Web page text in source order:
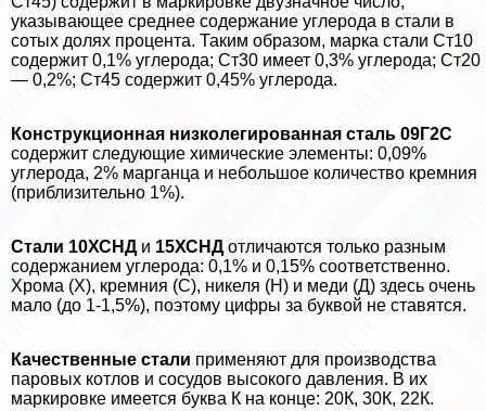
указывающее среднее содержание углерода в стали в
сотых долях процента. Таким образом, марка стали Ст10
содержит 0,1% углерода; Ст30 имеет 0,3% углерода; Ст20
— 0,2%; Ст45 содержит 0,45% углерода.
Конструкционная низколегированная сталь 09Г2С
содержит следующие химические элементы: 0,09%
углерода, 2% марганца и небольшое количество кремния
(приблизительно 1%).
Стали 10ХСНДи 15ХСНДотличаются только разным
содержанием углерода: 0,1% и 0,15% соответственно.
Хрома (Х), кремния (С), никеля (Н) и меди (Д) здесь очень
мало (до 1-1,5%), поэтому цифры за буквой не ставятся.
Качественные стали применяют для производства
паровых котлов и сосудов высокого давления. В их
маркировке имеется буква К на конце: 20К, 30К, 22К.